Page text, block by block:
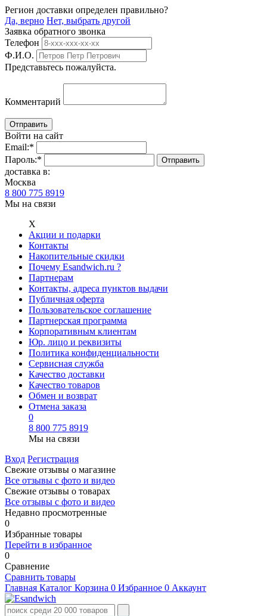
Регион доставки определен правильно?
Да, верно Нет, выбрать другой
Заявка обратного звонка
Телефон
Ф.И.О.
Представьтесь пожалуйста.
Комментарий
Войти на сайт
Email:*
Пароль:*
доставка в:
Москва
8 800 775 8919
Мы на связи
Х
Акции и подарки
Контакты
Накопительные скидки
Почему Esandwich.ru ?
Партнерам
Контакты, адреса пунктов выдачи
Публичная оферта
Пользовательское соглашение
Партнерская программа
Корпоративным клиентам
Юр. лицо и реквизиты
Политика конфиденциальности
Сервисная служба
Качество доставки
Качество товаров
Обмен и возврат
Отмена заказа
0
8 800 775 8919
Мы на связи
Вход Регистрация
Свежие отзывы о магазине
Все отзывы с фото и видео
Свежие отзывы о товарах
Все отзывы c фото и видео
Недавно просмотренные
0
Избранные товары
Перейти в избранное
0
Сравнение
Сравнить товары
Главная Каталог Корзина 0 Избранное 0 Аккаунт